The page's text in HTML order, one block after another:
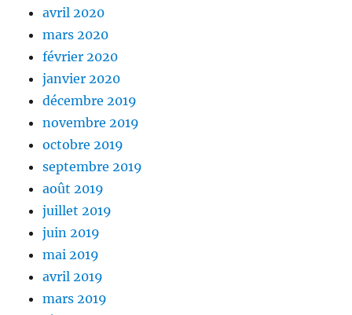
avril 2020
mars 2020
février 2020
janvier 2020
décembre 2019
novembre 2019
octobre 2019
septembre 2019
août 2019
juillet 2019
juin 2019
mai 2019
avril 2019
mars 2019